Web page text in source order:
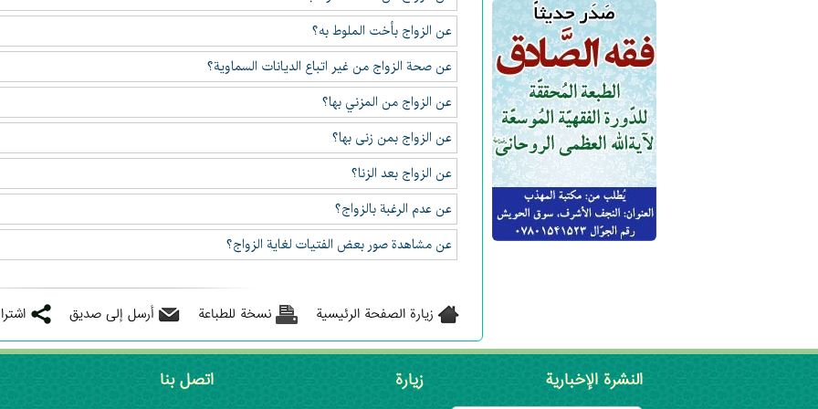
عن الزواج بأخت الملوط به؟
عن صحة الزواج من غير اتباع الديانات السماوية؟
عن الزواج من المزني بها؟
عن الزواج بمن زنى بها؟
عن الزواج بعد الزنا؟
عن عدم الرغبة بالزواج؟
عن مشاهدة صور بعض الفتيات لغاية الزواج؟
زيارة الصفحة الرئيسية نسخة للطباعة أرسل إلى صديق
النشرة الإخبارية زيارة اتصل بنا